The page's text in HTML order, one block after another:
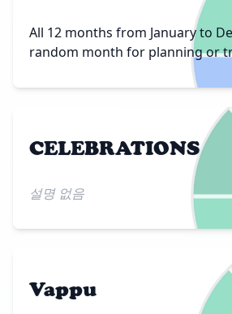
All 12 months from January to
random month for planning or
CELEBRATIONS
설명 없음
Vappu